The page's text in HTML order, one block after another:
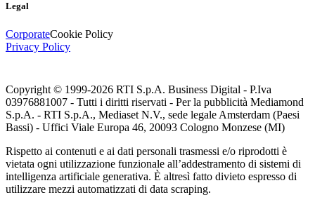
Legal
CorporateCookie Policy
Privacy Policy
Copyright © 1999-2026 RTI S.p.A. Business Digital - P.Iva
03976881007 - Tutti i diritti riservati - Per la pubblicità Mediamond
S.p.A. - RTI S.p.A., Mediaset N.V., sede legale Amsterdam (Paesi
Bassi) - Uffici Viale Europa 46, 20093 Cologno Monzese (MI)
Rispetto ai contenuti e ai dati personali trasmessi e/o riprodotti è
vietata ogni utilizzazione funzionale all’addestramento di sistemi di
intelligenza artificiale generativa. È altresì fatto divieto espresso di
utilizzare mezzi automatizzati di data scraping.